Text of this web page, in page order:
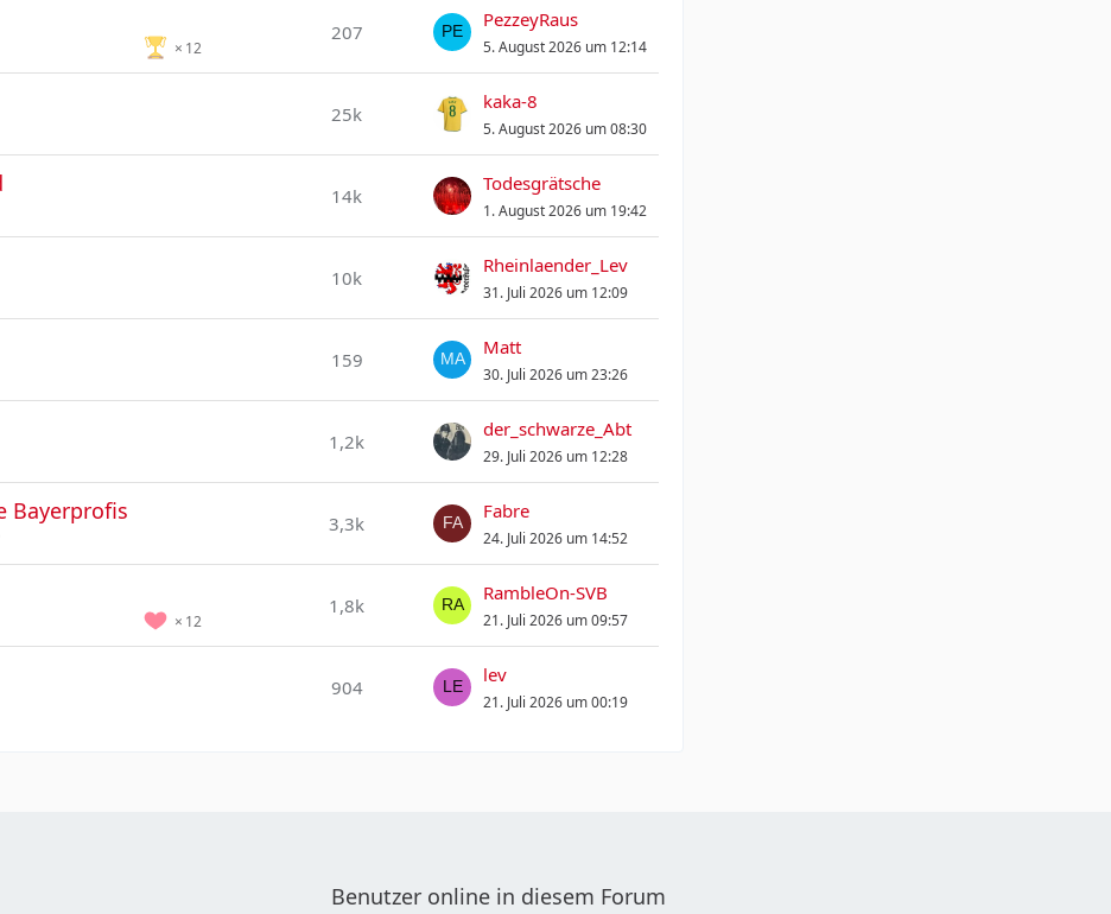
12
207
PezzeyRaus
5. August 2026 um 12:14
25k
kaka-8
5. August 2026 um 08:30
14k
Todesgrätsche
1. August 2026 um 19:42
10k
Rheinlaender_Lev
31. Juli 2026 um 12:09
159
Matt
30. Juli 2026 um 23:26
1,2k
der_schwarze_Abt
29. Juli 2026 um 12:28
Bayerprofis 3,3k
Fabre
24. Juli 2026 um 14:52
12
1,8k
RambleOn-SVB
21. Juli 2026 um 09:57
904
lev
21. Juli 2026 um 00:19
Benutzer online in diesem Forum